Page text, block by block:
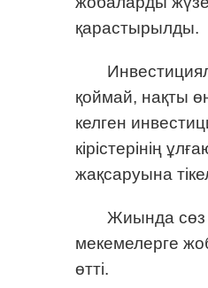
қарастырылды.
қоймай, нақты
келген
кірістерінің
жақсаруына
Жиында сөз
мекемелерге
өтті.